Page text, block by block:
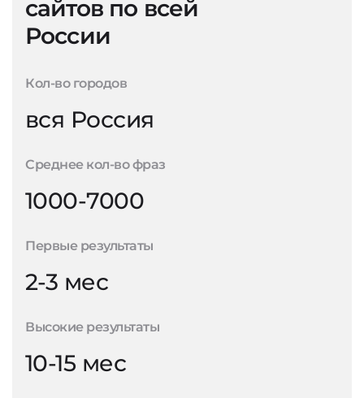
сайтов по всей
России
Кол-во городов
вся Россия
Среднее кол-во фраз
1000-7000
Первые результаты
2-3 мес
Высокие результаты
10-15 мес